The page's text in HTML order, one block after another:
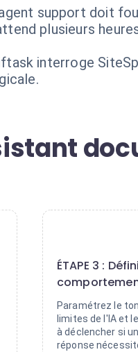
support doit
plusieurs
interroge
ÉTAPE 3 :
Paramétrez le
limites de l'IA et
à déclencher si
réponse